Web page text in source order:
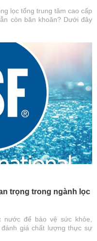
lọc tổng trung tâm cao cấp
còn băn khoăn? Dưới đây
trọng trong ngành lọc
nước để bảo vệ sức khỏe,
giá chất lượng thực sự